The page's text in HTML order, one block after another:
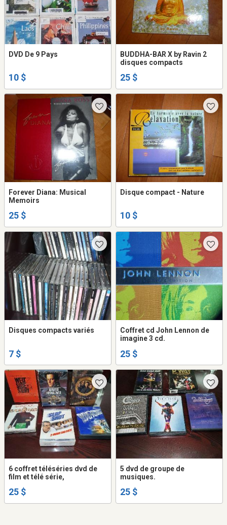
DVD De 9 Pays
10 $
BUDDHA-BAR X by Ravin 2
disques compacts
25 $
Forever Diana: Musical
Memoirs
25 $
Disque compact - Nature
10 $
Disques compacts variés
7 $
Coffret cd John Lennon de
imagine 3 cd.
25 $
6 coffret téléséries dvd de
film et télé série,
25 $
5 dvd de groupe de
musiques.
25 $